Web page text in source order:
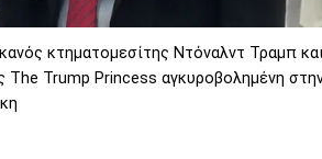
κτηματομεσίτης Ντόναλντ Τραμπ
The Trump Princess αγκυροβολημένη